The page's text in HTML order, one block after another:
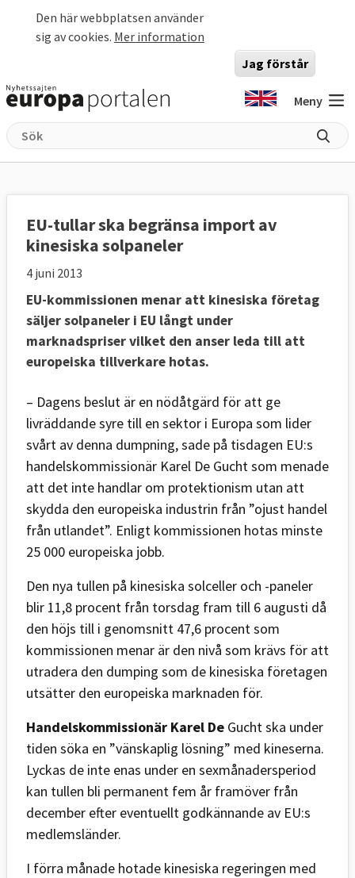
Den här webbplatsen använder
sig av cookies. Mer information
Jag förstår
Meny
EU-tullar ska begränsa import av
kinesiska solpaneler
4 juni 2013
EU-kommissionen menar att kinesiska företag
säljer solpaneler i EU långt under
marknadspriser vilket den anser leda till att
europeiska tillverkare hotas.
– Dagens beslut är en nödåtgärd för att ge
livräddande syre till en sektor i Europa som lider
svårt av denna dumpning, sade på tisdagen EU:s
handelskommissionär Karel De Gucht som menade
att det inte handlar om protektionism utan att
skydda den europeiska industrin från ”ojust handel
från utlandet”. Enligt kommissionen hotas minste
25 000 europeiska jobb.
Den nya tullen på kinesiska solceller och -paneler
blir 11,8 procent från torsdag fram till 6 augusti då
den höjs till i genomsnitt 47,6 procent som
kommissionen menar är den nivå som krävs för att
utradera den dumping som de kinesiska företagen
utsätter den europeiska marknaden för.
Handelskommissionär Karel De Gucht ska under
tiden söka en ”vänskaplig lösning” med kineserna.
Lyckas de inte enas under en sexmånadersperiod
kan tullen bli permanent fem år framöver från
december efter eventuellt godkännande av EU:s
medlemsländer.
I förra månade hotade kinesiska regeringen med